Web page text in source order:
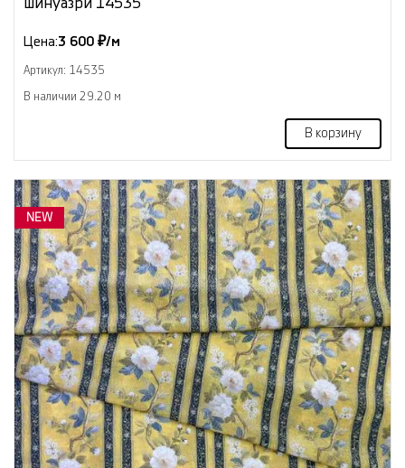
шинуазри 14535
Цена:3 600 ₽/м
Артикул: 14535
В наличии 29.20 м
В корзину
NEW